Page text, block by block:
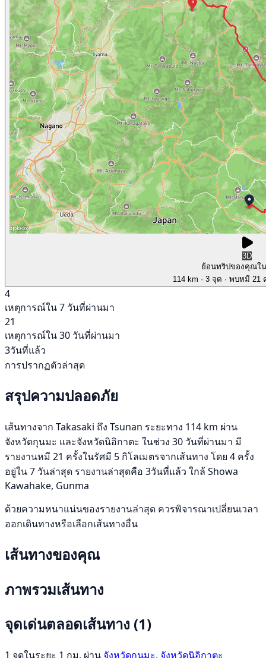
3D
ย้อนทริปของคุณใ
114 km · 3 จุด · พบหมี 21
4
เหตุการณ์ใน 7 วันที่ผ่านมา
21
เหตุการณ์ใน 30 วันที่ผ่านมา
3วันที่แล้ว
การปรากฏตัวล่าสุด
สรุปความปลอดภัย
เส้นทางจาก Takasaki ถึง Tsunan ระยะทาง 114 km ผ่าน
จังหวัดกุนมะ และจังหวัดนิอิกาตะ ในช่วง 30 วันที่ผ่านมา มี
รายงานหมี 21 ครั้งในรัศมี 5 กิโลเมตรจากเส้นทาง โดย 4 ครั้ง
อยู่ใน 7 วันล่าสุด รายงานล่าสุดคือ 3วันที่แล้ว ใกล้ Showa
Kawahake, Gunma
ด้วยความหนาแน่นของรายงานล่าสุด ควรพิจารณาเปลี่ยนเวลา
ออกเดินทางหรือเลือกเส้นทางอื่น
เส้นทางของคุณ
ภาพรวมเส้นทาง
จุดเด่นตลอดเส้นทาง (1)
1 จุดในระยะ 1 กม. ผ่าน จังหวัดกุนมะ, จังหวัดนิอิกาตะ